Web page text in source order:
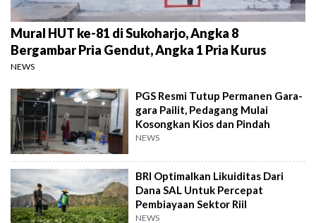
Mural HUT ke-81 di Sukoharjo, Angka 8
Bergambar Pria Gendut, Angka 1 Pria Kurus
NEWS
PGS Resmi Tutup Permanen Gara-
gara Pailit, Pedagang Mulai
Kosongkan Kios dan Pindah
NEWS
BRI Optimalkan Likuiditas Dari
Dana SAL Untuk Percepat
Pembiayaan Sektor Riil
NEWS